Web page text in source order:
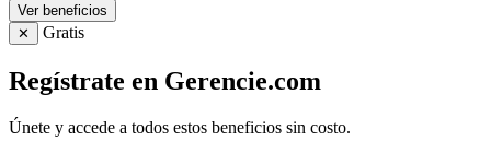
Ver beneficios
✕
Gratis
Regístrate en Gerencie.com
Únete y accede a todos estos beneficios sin costo.